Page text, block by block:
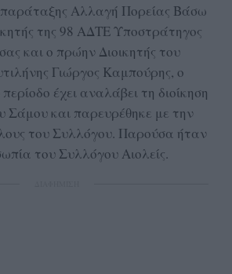
παράταξης Αλλαγή Πορείας Βάσω
της 98 ΑΔΤΕ Υποστράτηγος
και ο πρώην Διοικητής του
Γιώργος Καμπούρης, ο
έχει αναλάβει τη διοίκηση
Σάμου και παρευρέθηκε με την
του Συλλόγου. Παρούσα ήταν
του Συλλόγου Αιολείς.